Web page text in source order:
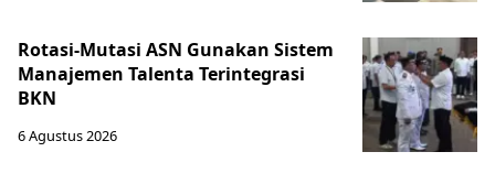
Rotasi-Mutasi ASN Gunakan Sistem
Manajemen Talenta Terintegrasi
BKN
6 Agustus 2026